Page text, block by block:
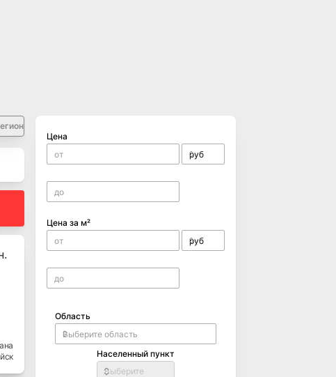
Цена
Цена за м²
Область
Населенный пункт
Выберите